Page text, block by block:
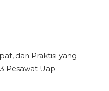
dan Praktisi yang
Pesawat Uap